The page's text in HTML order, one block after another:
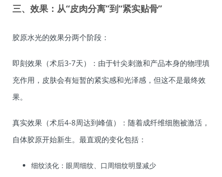
三、效果：从“皮肉分离”到“紧实贴骨”
胶原水光的效果分两个阶段：
即刻效果（术后3-7天）：由于针尖刺激和产品本身的物理填
充作用，皮肤会有短暂的紧实感和光泽感，但这不是最终效
果。
真实效果（术后4-8周达到峰值）：随着成纤维细胞被激活，
自体胶原开始新生。最直观的变化包括：
细纹淡化：眼周细纹、口周细纹明显减少